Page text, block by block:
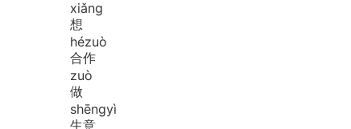
xiǎng
想
hézuò
合作
zuò
做
shēngyì
生意